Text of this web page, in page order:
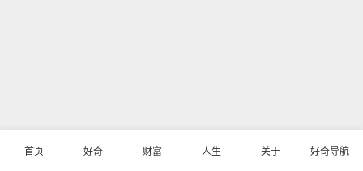
首页 好奇 财富 人生 关于 好奇导航